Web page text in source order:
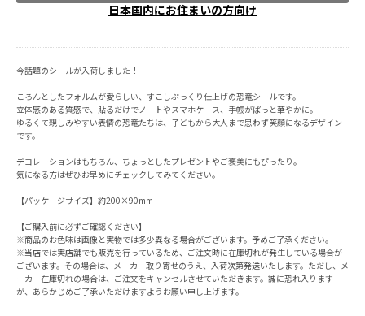
日本国内にお住まいの方向け
今話題のシールが入荷しました！
ころんとしたフォルムが愛らしい、すこしぷっくり仕上げの恐竜シールです。
立体感のある質感で、貼るだけでノートやスマホケース、手帳がぱっと華やかに。
ゆるくて親しみやすい表情の恐竜たちは、子どもから大人まで思わず笑顔になるデザイン
です。
デコレーションはもちろん、ちょっとしたプレゼントやご褒美にもぴったり。
気になる方はぜひお早めにチェックしてみてください。
【パッケージサイズ】約200×90mm
【ご購入前に必ずご確認ください】
※商品のお色味は画像と実物では多少異なる場合がございます。予めご了承ください。
※当店では実店舗でも販売を行っているため、ご注文時に在庫切れが発生している場合が
ございます。その場合は、メーカー取り寄せのうえ、入荷次第発送いたします。ただし、メ
ーカー在庫切れの場合は、ご注文をキャンセルさせていただきます。誠に恐れ入ります
が、あらかじめご了承いただけますようお願い申し上げます。